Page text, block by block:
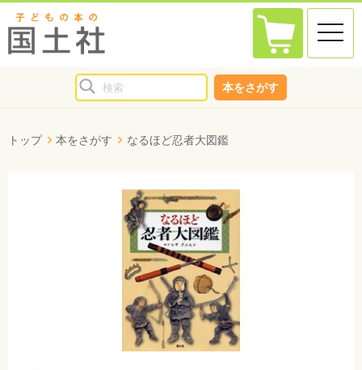
toggle
本をさがす
トップ 本をさがす なるほど忍者大図鑑